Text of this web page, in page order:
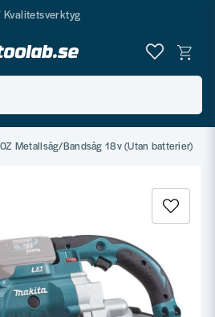
Kvalitetsverktyg
över 999 SEK*
järnhandel för alla
Metallsåg/Bandsåg 18v (Utan batterier)